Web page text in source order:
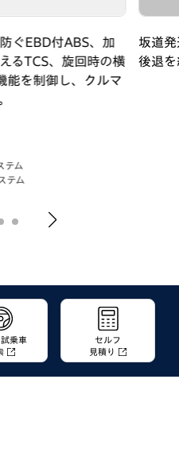
ぐEBD付ABS、加
るTCS、旋回時の横
能を制御し、クルマ
テム
テム
坂道
後退
乗車
セルフ
見積り